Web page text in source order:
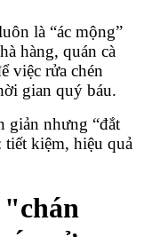
là “ác mộng”
hàng, quán cà
việc rửa chén
gian quý báu.
giản nhưng “đắt
tiết kiệm, hiệu quả